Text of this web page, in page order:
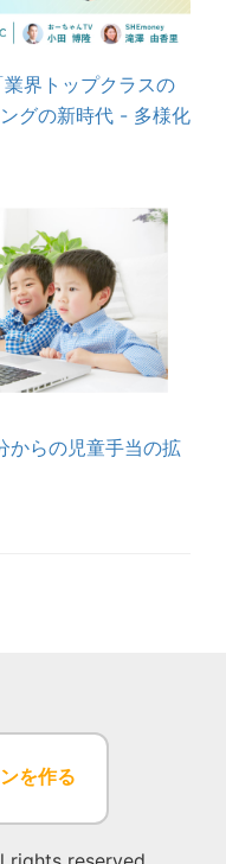
界トップクラスの
グの新時代 - 多様化
からの児童手当の拡
を作る